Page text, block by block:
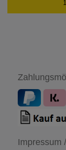
Impressum /